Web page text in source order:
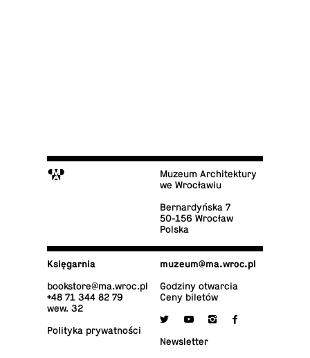
M
Muzeum Architektury
we Wrocławiu
Ber­nar­dyń­ska 7
50-156 Wrocław
Polska
Księ­gar­nia
bo­ok­sto­re@​ma.​wroc.​pl
+48 71 344 82 79
wew. 32
Po­li­ty­ka prywatności
muzeum@​ma.​wroc.​pl
Godziny otwarcia
Ceny biletów
 y i f
New­slet­ter